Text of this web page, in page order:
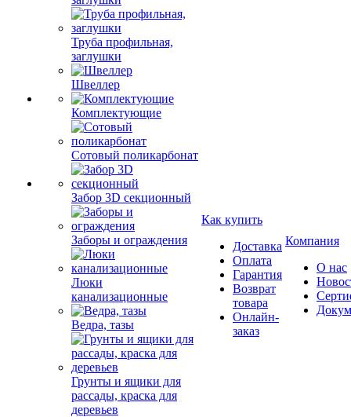
Труба профильная,
заглушки
Швеллер
Комплектующие
Сотовый поликарбонат
Забор 3D секционный
Заборы и ограждения
Люки
канализационные
Ведра, тазы
Грунты и ящики для
рассады, краска для
деревьев
Как купить
Доставка
Оплата
Гарантия
Возврат
товара
Онлайн-
заказ
Компания
О нас